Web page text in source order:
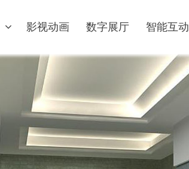
影视动画 数字展厅 智能互动